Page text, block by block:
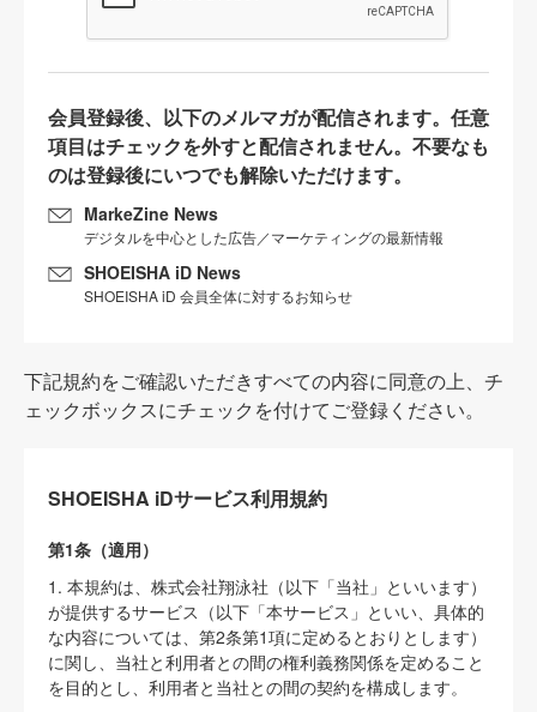
会員登録後、以下のメルマガが配信されます。任意
項目はチェックを外すと配信されません。不要なも
のは登録後にいつでも解除いただけます。
MarkeZine News
デジタルを中心とした広告／マーケティングの最新情報
SHOEISHA iD News
SHOEISHA iD 会員全体に対するお知らせ
下記規約をご確認いただきすべての内容に同意の上、チ
ェックボックスにチェックを付けてご登録ください。
SHOEISHA iDサービス利用規約
第1条（適用）
1. 本規約は、株式会社翔泳社（以下「当社」といいます）
が提供するサービス（以下「本サービス」といい、具体的
な内容については、第2条第1項に定めるとおりとします）
に関し、当社と利用者との間の権利義務関係を定めること
を目的とし、利用者と当社との間の契約を構成します。